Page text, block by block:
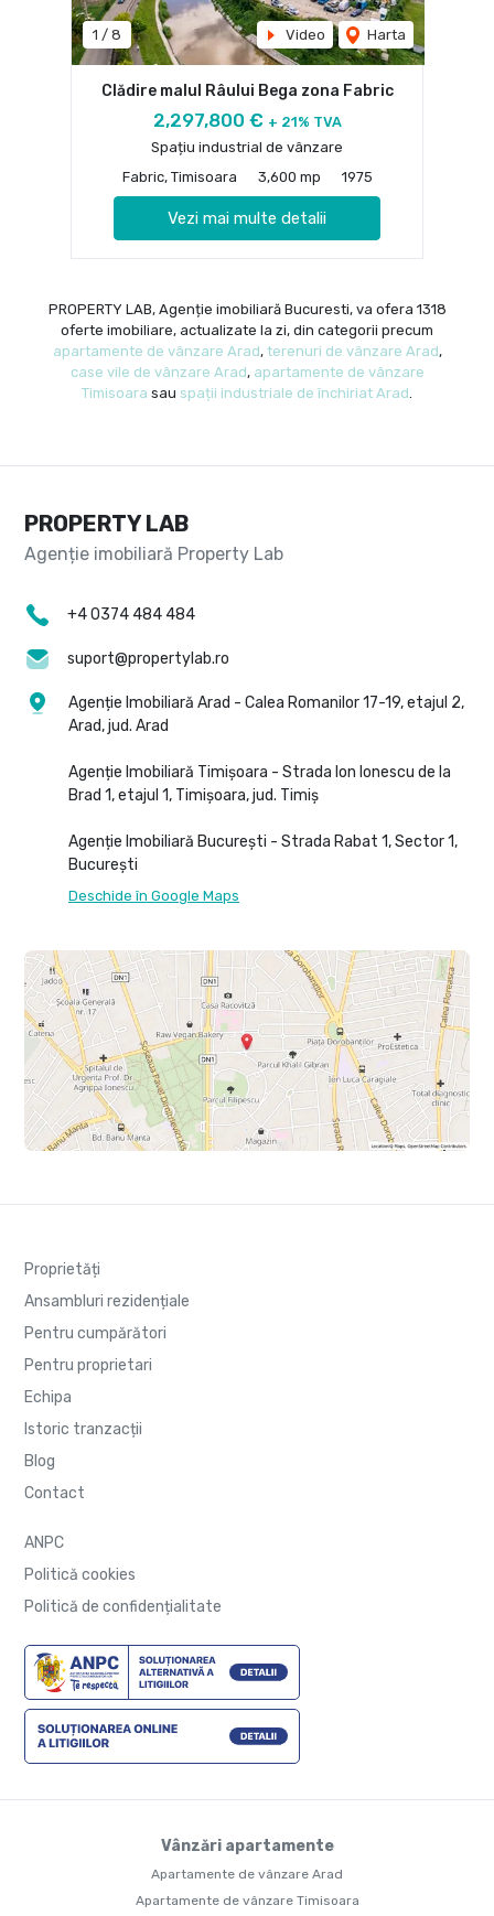
1 / 8 Video Harta
Clădire malul Râului Bega zona Fabric
2,297,800 € + 21% TVA
Spațiu industrial de vânzare
Fabric, Timisoara
3,600 mp 1975
Vezi mai multe detalii
PROPERTY LAB, Agenție imobiliară Bucuresti, va ofera 1318
oferte imobiliare, actualizate la zi, din categorii precum
apartamente de vânzare Arad, terenuri de vânzare Arad,
case vile de vânzare Arad, apartamente de vânzare
Timisoara sau spații industriale de închiriat Arad
PROPERTY LAB
+4 0374 484 484
suport@propertylab.ro
Agenție Imobiliară Arad - Calea Romanilor 17-19, etajul 2,
Arad, jud. Arad
Agenție Imobiliară Timișoara - Strada Ion Ionescu de la
Brad 1, etajul 1, Timișoara, jud. Timiș
Agenție Imobiliară București - Strada Rabat 1, Sector 1,
București
Deschide în Google Maps
Proprietăți
Ansambluri rezidențiale
Pentru cumpărători
Pentru proprietari
Echipa
Istoric tranzacții
Blog
Contact
ANPC
Politică cookies
Politică de confidențialitate
Vânzări apartamente
Apartamente de vânzare Arad
Apartamente de vânzare Timisoara